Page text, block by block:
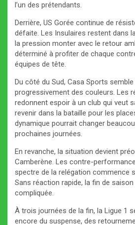
l’un des prétendants.
Derrière, US Gorée continue de
défaite. Les Insulaires restent dans
la pression monter avec le retour
déterminé à profiter de chaque
équipes de tête.
Du côté du Sud, Casa Sports
progressivement des couleurs. Les
redonnent espoir à un club qui veut
revenir dans la bataille pour les
dynamique pourrait changer
prochaines journées.
En revanche, la situation devient
Camberène. Les contre-
spectre de la relégation commence
Sans réaction rapide, la fin de
compliquée.
À trois journées de la fin, la Ligue 1
encore du suspense, des